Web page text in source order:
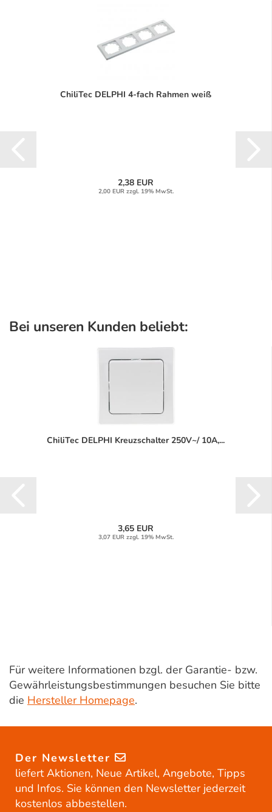
ChiliTec DELPHI 4-fach Rahmen weiß
2,38 EUR
2,00 EUR zzgl. 19% MwSt.
Bei unseren Kunden beliebt:
ChiliTec DELPHI Kreuzschalter 250V~/ 10A,...
3,65 EUR
3,07 EUR zzgl. 19% MwSt.
Für weitere Informationen bzgl. der Garantie- bzw.
Gewährleistungsbestimmungen besuchen Sie bitte
die Hersteller Homepage.
Der Newsletter
liefert Aktionen, Neue Artikel, Angebote, Tipps
und Infos. Sie können den Newsletter jederzeit
kostenlos abbestellen.